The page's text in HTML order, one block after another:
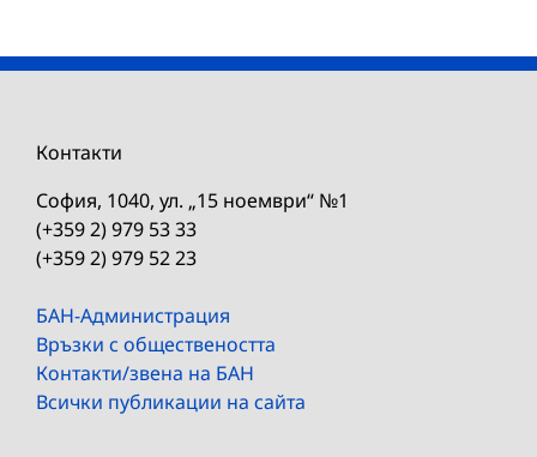
Контакти
София, 1040, ул. „15 ноември“ №1
(+359 2) 979 53 33
(+359 2) 979 52 23
БАН-Администрация
Връзки с обществеността
Контакти/звена на БАН
Всички публикации на сайта